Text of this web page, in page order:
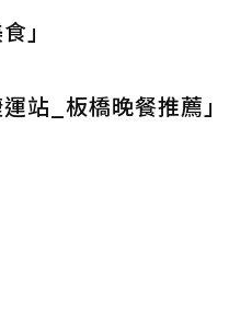
」
站_板橋晚餐推薦」